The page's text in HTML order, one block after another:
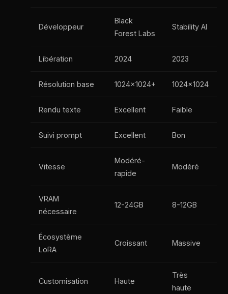
Développeur
Black
Forest Labs
Stability AI
Libération 2024 2023
Résolution base 1024x1024+ 1024x1024
Rendu texte Excellent Faible
Suivi prompt Excellent Bon
Vitesse
Modéré-
rapide
Modéré
VRAM
nécessaire
12-24GB 8-12GB
Écosystème
LoRA
Croissant Massive
Customisation Haute
Très
haute